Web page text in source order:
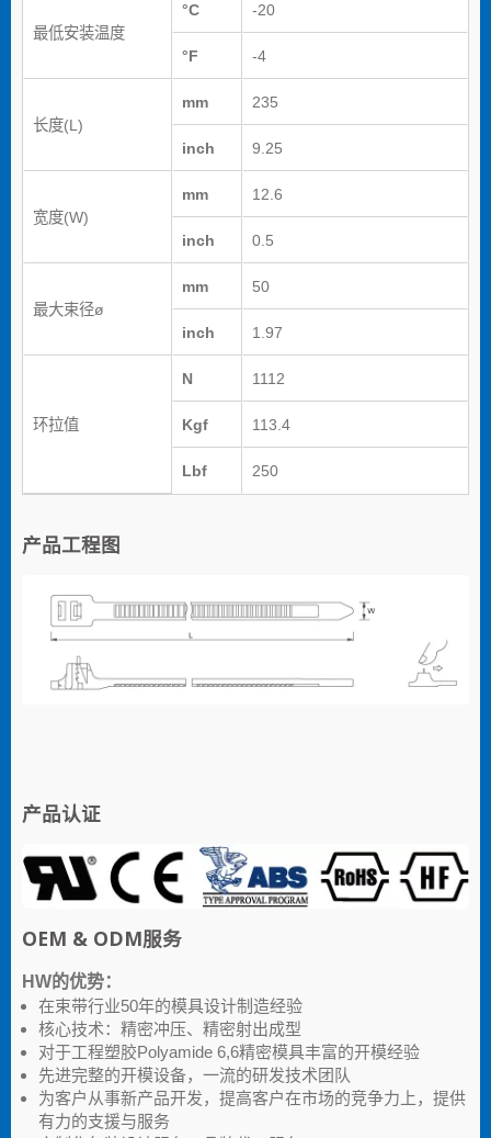
最低安装温度
°C -20
°F -4
长度(L)
mm 235
inch 9.25
宽度(W)
mm 12.6
inch 0.5
最大束径ø
mm 50
inch 1.97
环拉值
N 1112
Kgf 113.4
Lbf 250
产品工程图
产品认证
OEM & ODM服务
HW的优势：
在束带行业50年的模具设计制造经验
核心技术：精密冲压、精密射出成型
对于工程塑胶Polyamide 6,6精密模具丰富的开模经验
先进完整的开模设备，一流的研发技术团队
为客户从事新产品开发，提高客户在市场的竞争力上，提供
有力的支援与服务